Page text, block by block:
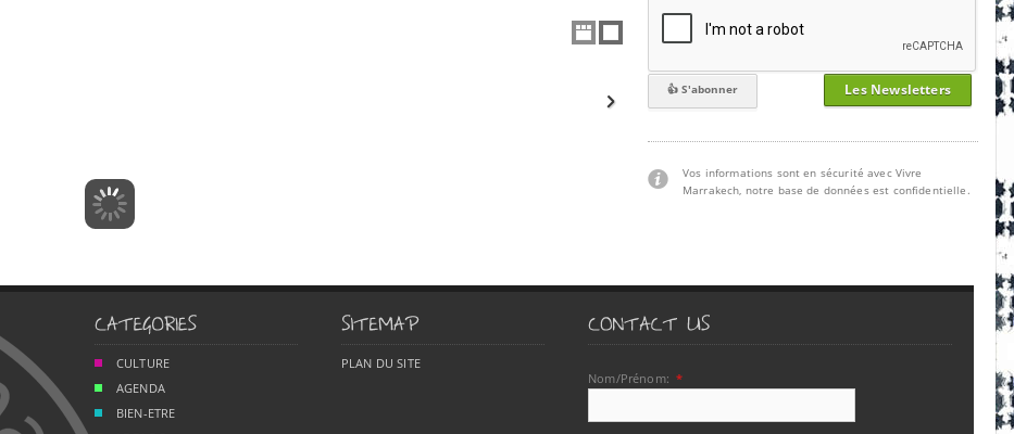
Les Newsletters
Vos informations sont en sécurité avec Vivre
Marrakech, notre base de données est confidentielle.
CULTURE
AGENDA
BIEN-ETRE
PLAN DU SITE
Nom/Prénom: *